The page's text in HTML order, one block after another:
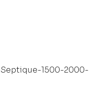
1500-2000-